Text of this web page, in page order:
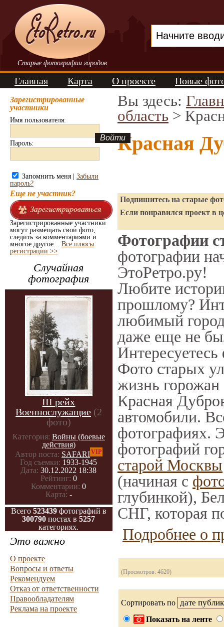
Старые фотографии городов
Главная Карта О проекте Новые
Зарегистрированные
участники
Имя пользователя:
Пароль:
Запомнить меня | Забыли
пароль?
Еще не участник?
Зарегистрированные участники
могут размещать свои фото,
следить за комментариями и
многое другое... Все плюсы
регистрации >>
Случайная
фотография
III рейх
Военнослужащие (2
фото)
Категория: Войны (боевые
действия)
Автор поста: SAFARIVIP
Год съемки: 1933-1945
Дата: 30.12.2022 18:38
Рейтинг: 0
Комментарии: 0
Карта: -
Всего 523439 фотографий в
300790 постах в5257
категориях.
Это важно
О проекте
Вопросы и ответы
Рекомендуем
Отказ от ответственности
Правообладателям
Реклама на проекте
Вы здесь:
область >
Красная
Подпишитесь на старые
Если понравился проект в
Фотографии
фотографии
ЭтоРетро.ру!
Любите
прошлому?
любимый
даже еще не
Интересуетесь
Фото старых
жизнь горожан
Красная
автомобили.
фотографиях.
фотографий
старой Москвы
(начиная с
глубинкой),
СНГ, которая
Подробнее о
(Просмотров: 4620)
Сортировать по
Показать на ленте